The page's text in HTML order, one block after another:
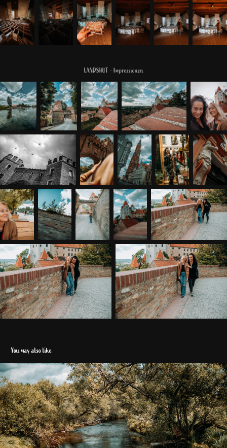
LANDSHUT - Impressionen
You may also like
Moorgebiet "Soumarsky Most"
2021